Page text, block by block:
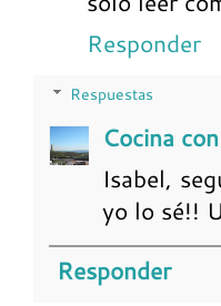
Responder
Respuestas
Cocina
Isabel,
yo lo sé!!
Responder